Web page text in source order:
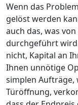
Wenn das
gelöst werden
auch das, was
durchgeführt
nicht, Kapital an
Ihnen unnötige
simplen Aufträge,
Türöffnung,